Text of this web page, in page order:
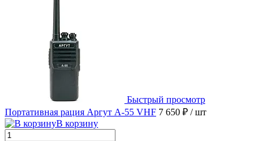
Быстрый просмотр
Портативная рация Аргут А-55 VHF 7 650 ₽ / шт
В корзину